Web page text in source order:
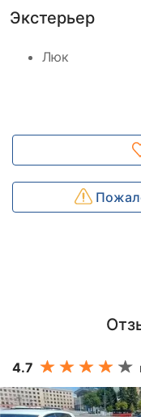
Экстерьер
Люк
4.7